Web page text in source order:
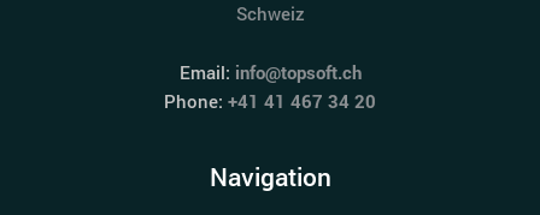
Schweiz
Email: info@topsoft.ch
Phone: +41 41 467 34 20
Navigation